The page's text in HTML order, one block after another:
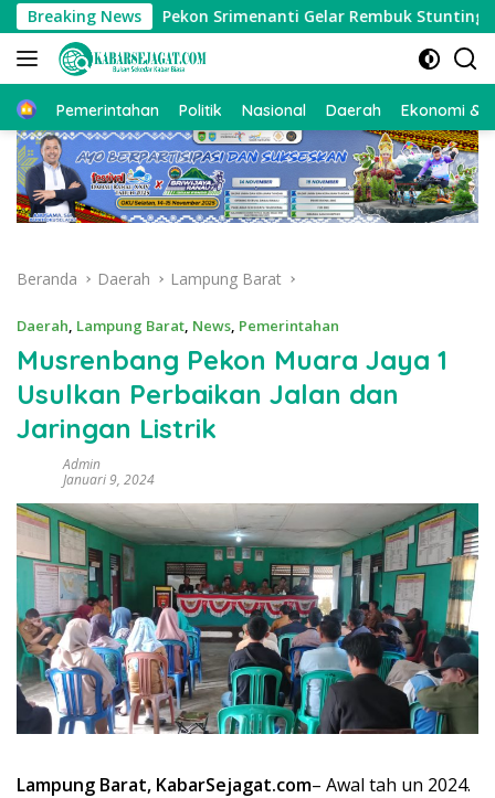
Langsung
ke
konten
Breaking NewsPekon Srimenanti Gelar Rembuk Stunting
Beranda
Pemerintahan Politik Nasional Daerah Ekonomi &
Beranda Daerah Lampung Barat
Daerah Lampung Barat News Pemerintahan
Musrenbang Pekon Muara Jaya 1
Usulkan Perbaikan Jalan dan
Jaringan Listrik
Admin
Januari 9, 2024
Lampung Barat, KabarSejagat.com– Awal tah un 2024.